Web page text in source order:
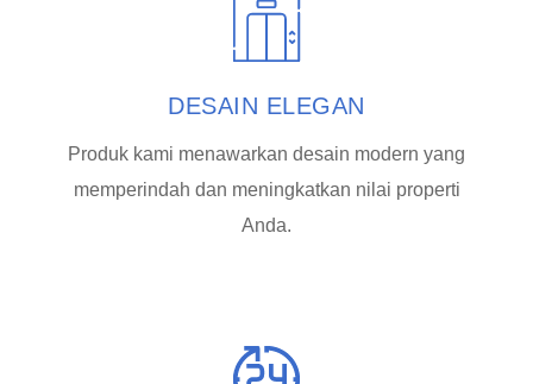
DESAIN ELEGAN
Produk kami menawarkan desain modern yang
memperindah dan meningkatkan nilai properti
Anda.